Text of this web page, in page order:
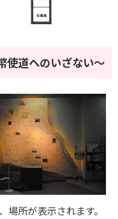
道へのいざない～
所が表示されます。